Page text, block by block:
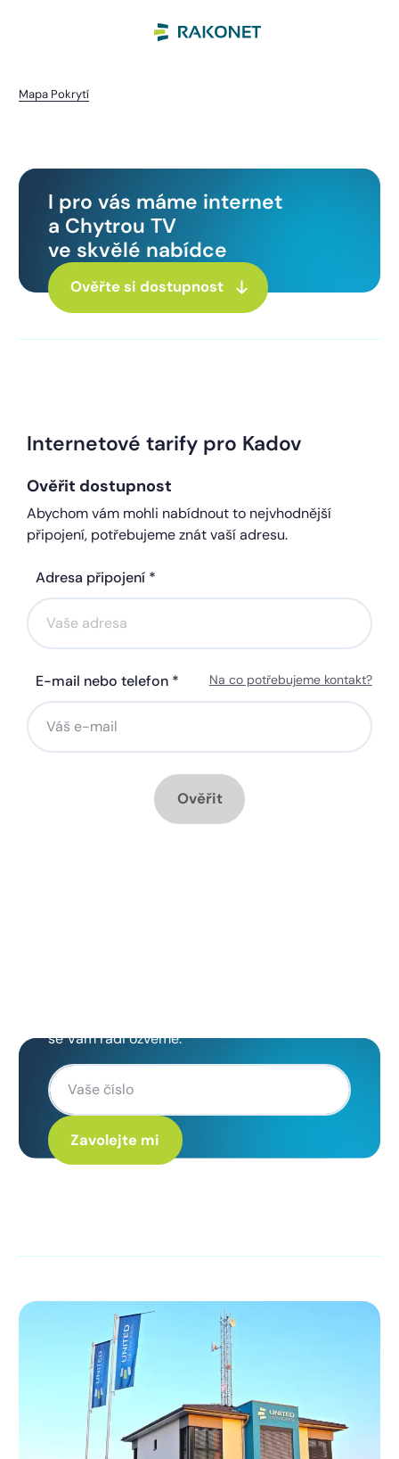
Mapa Pokrytí
I pro vás máme internet
a Chytrou TV
ve skvělé nabídce
Ověřte si dostupnost
Internetové tarify pro Kadov
Ověřit dostupnost
Abychom vám mohli nabídnout to nejvhodnější
připojení, potřebujeme znát vaší adresu.
Adresa připojení *
E-mail nebo telefon * Na co potřebujeme kontakt?
Ověřit
se Vám rádi ozveme.